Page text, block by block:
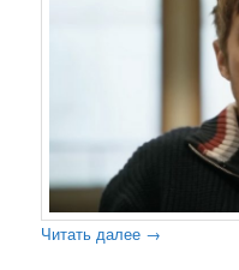
Читать далее →